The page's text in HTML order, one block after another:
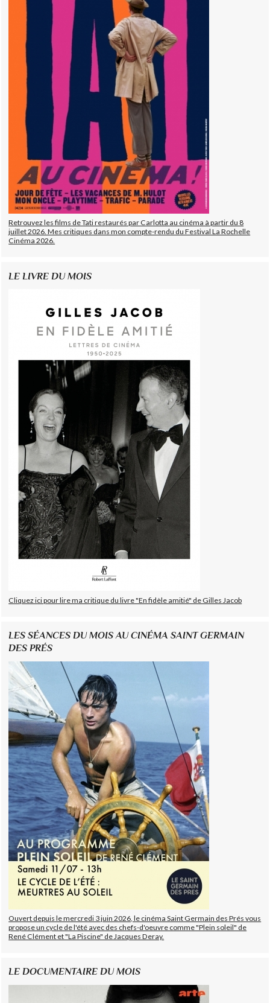
Retrouvez les films de Tati restaurés par Carlotta au cinéma à partir du 8
juillet 2026. Mes critiques dans mon compte-rendu du Festival La Rochelle
Cinéma 2026.
LE LIVRE DU MOIS
Cliquez ici pour lire ma critique du livre "En fidèle amitié" de Gilles Jacob
LES SÉANCES DU MOIS AU CINÉMA SAINT GERMAIN
DES PRÉS
Ouvert depuis le mercredi 3 juin 2026, le cinéma Saint Germain des Prés vous
propose un cycle de l'été avec des chefs-d'oeuvre comme "Plein soleil" de
René Clément et "La Piscine" de Jacques Deray.
LE DOCUMENTAIRE DU MOIS